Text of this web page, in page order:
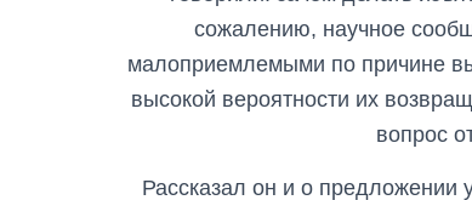
сожалению, научное
малоприемлемыми по причине
высокой вероятности их
вопрос
Рассказал он и о предложении